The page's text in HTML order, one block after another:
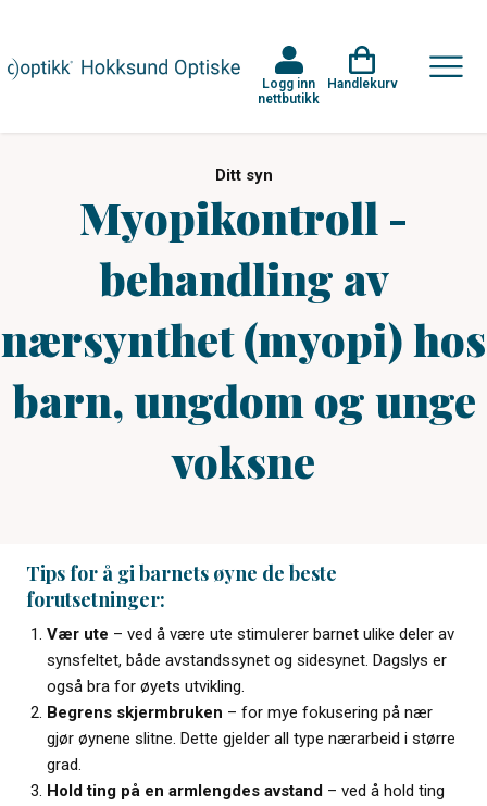
Logg inn
nettbutikk
Handlekurv
Ditt syn
Myopikontroll -
behandling av
nærsynthet (myopi) hos
barn, ungdom og unge
voksne
Tips for å gi barnets øyne de beste
forutsetninger:
Vær ute – ved å være ute stimulerer barnet ulike deler av
synsfeltet, både avstandssynet og sidesynet. Dagslys er
også bra for øyets utvikling.
Begrens skjermbruken – for mye fokusering på nær
gjør øynene slitne. Dette gjelder all type nærarbeid i større
grad.
Hold ting på en armlengdes avstand – ved å hold ting